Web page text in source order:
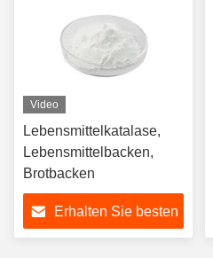
Video
Lebensmittelkatalase,
Lebensmittelbacken,
Brotbacken
Erhalten Sie besten